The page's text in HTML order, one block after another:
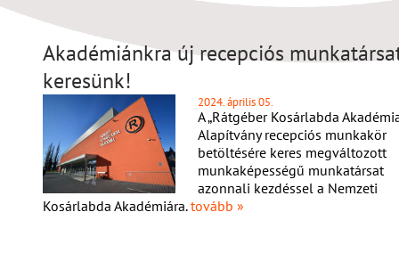
Akadémiánkra új recepciós
keresünk!
2024. április 05.
A „Rátgéber Kosárlabda
Alapítvány recepciós munkakör
betöltésére keres megváltozott
munkaképességű munkatársat
azonnali kezdéssel a Nemzeti
Kosárlabda Akadémiára.tovább »